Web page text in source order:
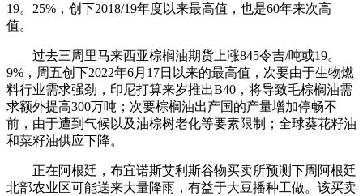
19。25%，创下2018/19年度以来最高值，也是60年来次高
值。
过去三周里马来西亚棕榈油期货上涨845令吉/吨或19。
9%，周五创下2022年6月17日以来的最高值，次要由于生物燃
料行业需求强劲，印尼打算来岁推出B40，将导致毛棕榈油需
求额外提高300万吨；次要棕榈油出产国的产量增加停畅不
前，由于遭到气候以及油棕树老化等要素限制；全球葵花籽油
和菜籽油供应下降。
正在阿根廷，布宜诺斯艾利斯谷物买卖所预测下周阿根廷
北部农业区可能送来大量降雨，有益于大豆播种工做。该买卖